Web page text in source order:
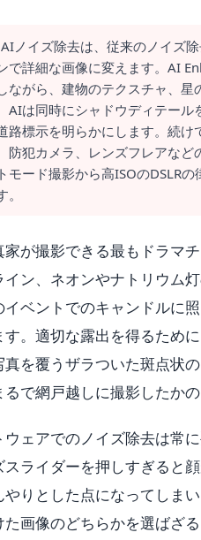
AIノイズ除去は、従来のノイズ
で詳細な画像に変えます。AI
ながら、建物のテクスチャ、
AIは同時にシャドウディテー
路標示を明らかにします。続
防犯カメラ、レンズフレアな
モード撮影から高ISOのDSLR
が撮影できる最もドラマ
イン、ネオンやナトリウム
ベントでのキャンドルに
。適切な露出を得るため
を覆うザラついた斑点状
で網戸越しに撮影したか
ェアでのノイズ除去は常
ライダーを押しすぎると
りとした点になってしま
画像のどちらかを選ばざ